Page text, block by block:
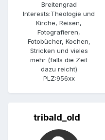
Breitengrad
Interests:Theologie und
Kirche, Reisen,
Fotografieren,
Fotobücher, Kochen,
Stricken und vieles
mehr (falls die Zeit
dazu reicht)
PLZ:956xx
tribald_old